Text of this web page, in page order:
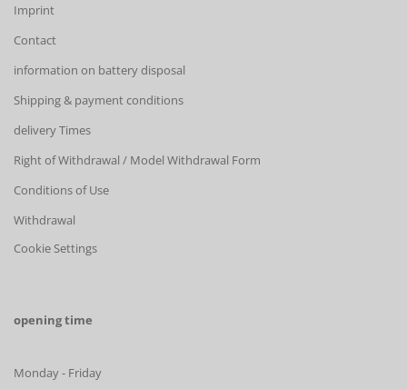
Imprint
Contact
information on battery disposal
Shipping & payment conditions
delivery Times
Right of Withdrawal / Model Withdrawal Form
Conditions of Use
Withdrawal
Cookie Settings
opening time
Monday - Friday